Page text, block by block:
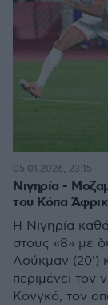
Νιγηρία -
του Κόπα
Η Νιγηρία
στους «8» με
Λούκμαν (20')
περιμένει τον
Κονγκό, τον
05.01.2026, 23:15